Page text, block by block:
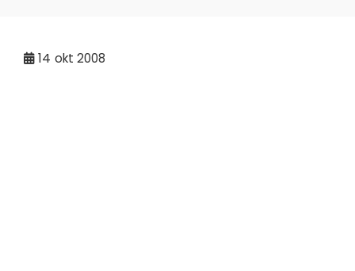
14 okt 2008